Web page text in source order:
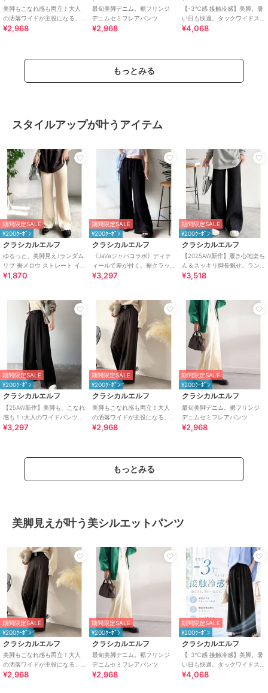
美脚もこなれ感も両立！大人
の洒落ワイドが主役になる、
ブラッシュドジャージハイウ
¥2,968
最旬美脚デニム。裾フリンジ
デニムセミフレアパンツ
¥2,968
【-3℃感 接触冷感】美脚。暑
い日も快適。タックワイドス
トレートイージーパンツ
¥4,068
もっとみる
スタイルアップが叶うアイテム
期間限定SALE
¥200ｸｰﾎﾟﾝ
クラシカルエルフ
ゆるっと、美脚見え♪ランダム
リブ 裾メロウ ストレート イー
ジーパンツ
¥1,870
期間限定SALE
¥200ｸｰﾎﾟﾝ
クラシカルエルフ
《JaVaジャバコラボ》ディテ
ィールで差が付く。裾クラッ
シュ裏毛美脚フレアパンツ
¥3,297
期間限定SALE
¥200ｸｰﾎﾟﾝ
クラシカルエルフ
【2025AW新作】履き心地楽ち
ん＆スッキリ脚長魅せ。ラン
ダムリブニットパンツ
¥3,518
期間限定SALE
¥200ｸｰﾎﾟﾝ
クラシカルエルフ
【25AW新作】美脚も、こなれ
感も！♪大人のワイドパンツ。
ベルテッドワイドイージース
¥3,297
期間限定SALE
¥200ｸｰﾎﾟﾝ
クラシカルエルフ
美脚もこなれ感も両立！大人
の洒落ワイドが主役になる、
ブラッシュドジャージハイウ
¥2,968
期間限定SALE
¥200ｸｰﾎﾟﾝ
クラシカルエルフ
最旬美脚デニム。裾フリンジ
デニムセミフレアパンツ
¥2,968
もっとみる
美脚見えが叶う美シルエットパンツ
期間限定SALE
¥200ｸｰﾎﾟﾝ
クラシカルエルフ
美脚もこなれ感も両立！大人
の洒落ワイドが主役になる、
ブラッシュドジャージハイウ
¥2,968
期間限定SALE
¥200ｸｰﾎﾟﾝ
クラシカルエルフ
最旬美脚デニム。裾フリンジ
デニムセミフレアパンツ
¥2,968
期間限定SALE
¥200ｸｰﾎﾟﾝ
クラシカルエルフ
【-3℃感 接触冷感】美脚。暑
い日も快適。タックワイドス
トレートイージーパンツ
¥4,068